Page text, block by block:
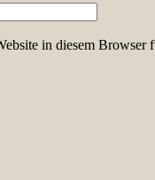
in diesem Browser